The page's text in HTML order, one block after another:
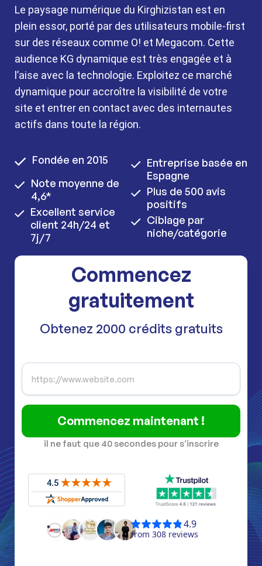
Le paysage numérique du Kirghizistan est en
plein essor, porté par des utilisateurs mobile-first
sur des réseaux comme O! et Megacom. Cette
audience KG dynamique est très engagée et à
l’aise avec la technologie. Exploitez ce marché
dynamique pour accroître la visibilité de votre
site et entrer en contact avec des internautes
actifs dans toute la région.
Fondée en 2015
Note moyenne de
4,6*
Excellent service
client 24h/24 et
7j/7
Entreprise basée en
Espagne
Plus de 500 avis
positifs
Ciblage par
niche/catégorie
Commencez
gratuitement
Obtenez 2000 crédits gratuits
Commencez maintenant !
il ne faut que 40 secondes pour s’inscrire